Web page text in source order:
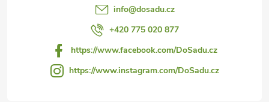
info@dosadu.cz
+420 775 020 877
https://www.facebook.com/DoSadu.cz
https://www.instagram.com/DoSadu.cz